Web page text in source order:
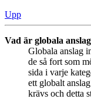
Upp
Vad är globala
Globala anslag
de så fort som
sida i varje
ett globalt
krävs och detta